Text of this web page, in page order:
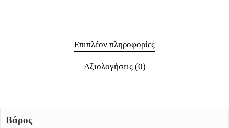
Επιπλέον πληροφορίες
Αξιολογήσεις (0)
Βάρος